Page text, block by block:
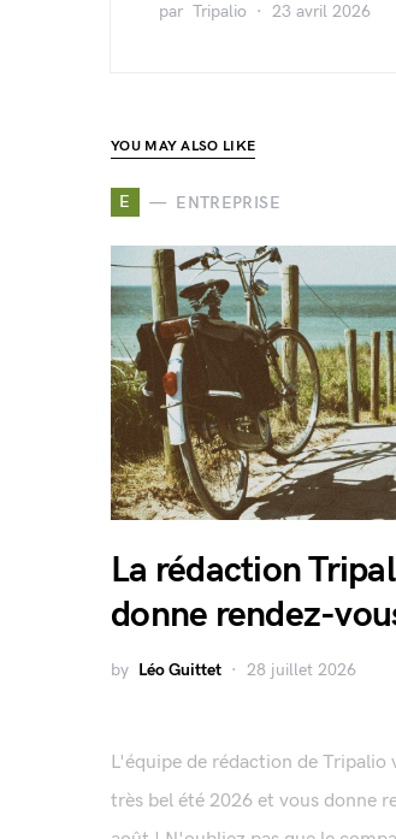
par Tripalio 23 avril 2026
YOU MAY ALSO LIKE
E ENTREPRISE
La rédaction
donne rendez-
by Léo Guittet 28 juillet 2026
L'équipe de rédaction de Tripalio
très bel été 2026 et vous donne